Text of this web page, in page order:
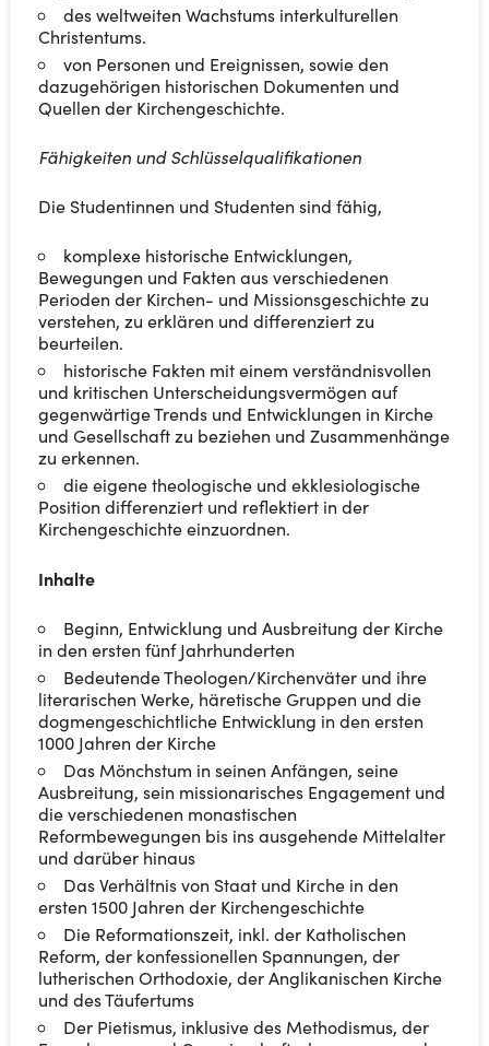
des weltweiten Wachstums interkulturellen
Christentums.
von Personen und Ereignissen, sowie den
dazugehörigen historischen Dokumenten und
Quellen der Kirchengeschichte.
Fähigkeiten und Schlüsselqualifikationen
Die Studentinnen und Studenten sind fähig,
komplexe historische Entwicklungen,
Bewegungen und Fakten aus verschiedenen
Perioden der Kirchen- und Missionsgeschichte zu
verstehen, zu erklären und differenziert zu
beurteilen.
historische Fakten mit einem verständnisvollen
und kritischen Unterscheidungsvermögen auf
gegenwärtige Trends und Entwicklungen in Kirche
und Gesellschaft zu beziehen und Zusammenhänge
zu erkennen.
die eigene theologische und ekklesiologische
Position differenziert und reflektiert in der
Kirchengeschichte einzuordnen.
Inhalte
Beginn, Entwicklung und Ausbreitung der Kirche
in den ersten fünf Jahrhunderten
Bedeutende Theologen/Kirchenväter und ihre
literarischen Werke, häretische Gruppen und die
dogmengeschichtliche Entwicklung in den ersten
1000 Jahren der Kirche
Das Mönchstum in seinen Anfängen, seine
Ausbreitung, sein missionarisches Engagement und
die verschiedenen monastischen
Reformbewegungen bis ins ausgehende Mittelalter
und darüber hinaus
Das Verhältnis von Staat und Kirche in den
ersten 1500 Jahren der Kirchengeschichte
Die Reformationszeit, inkl. der Katholischen
Reform, der konfessionellen Spannungen, der
lutherischen Orthodoxie, der Anglikanischen Kirche
und des Täufertums
Der Pietismus, inklusive des Methodismus, der